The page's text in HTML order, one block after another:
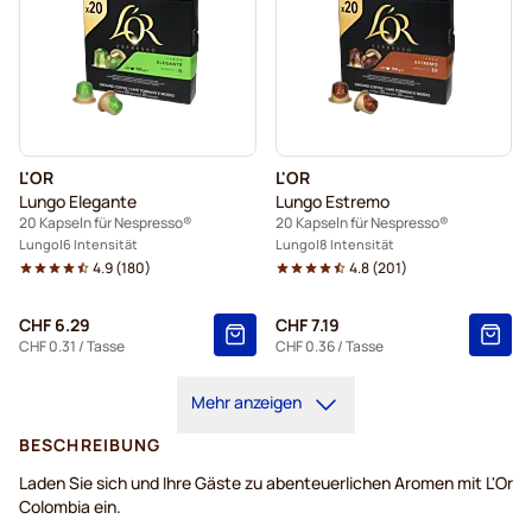
L'OR
Lungo Elegante
20 Kapseln für Nespresso®
Lungo 6 Intensität
4.9(180)
CHF 6.29
CHF 0.31 / Tasse
L'OR
Lungo Estremo
20 Kapseln für Nespresso®
Lungo 8 Intensität
4.8(201)
CHF 7.19
CHF 0.36/ Tasse
Mehr anzeigen
BESCHREIBUNG
Laden Sie sich und Ihre Gäste zu abenteuerlichen Aromen mit L'Or
Colombia ein.